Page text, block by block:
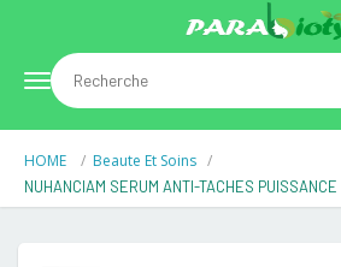
Toggle
navigation
HOME Beaute Et Soins
NUHANCIAM SERUM ANTI-TACHES PUISSANCE